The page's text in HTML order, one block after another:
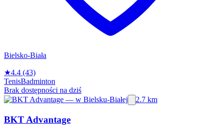
Bielsko-Biała
★4.4 (43)
TenisBadminton
Brak dostępności na dziś
2.7 km
BKT Advantage